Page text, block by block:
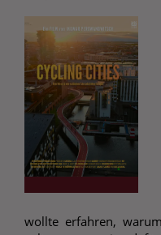
wollte erfahren,